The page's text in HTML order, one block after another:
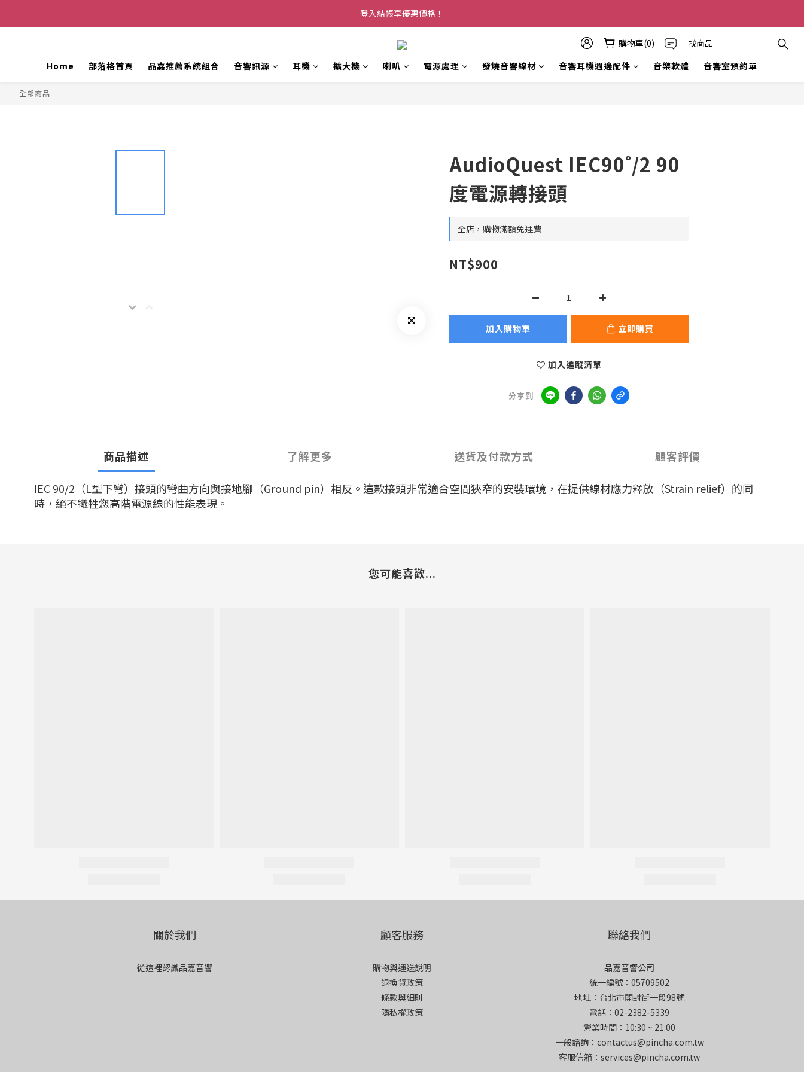
登入結帳享優惠價格！
購物車(0)
Home
部落格首頁 品嘉推薦系統組合 音響訊源 耳機 擴大機 喇叭 電源處理 發燒音響線材 音響耳機週邊配件 音樂軟體 音響室預約單
全部商品
AudioQuest IEC90˚/2 90
度電源轉接頭
全店，購物滿額免運費
NT$900
加入購物車 立即購買
加入追蹤清單
分享到
商品描述 了解更多 送貨及付款方式 顧客評價
IEC 90/2（L型下彎）接頭的彎曲方向與接地腳（Ground pin）相反。這款接頭非常適合空間狹窄的安裝環境，在提供線材應力釋放（Strain relief）的同
時，絕不犧牲您高階電源線的性能表現。
您可能喜歡...
關於我們
從這裡認識品嘉音響
顧客服務
購物與運送說明
退換貨政策
條款與細則
隱私權政策
聯絡我們
品嘉音響公司
統一編號：05709502
地址：台北市開封街一段98號
電話：02-2382-5339
營業時間：10:30 ~ 21:00
一般諮詢：contactus@pincha.com.tw
客服信箱：services@pincha.com.tw